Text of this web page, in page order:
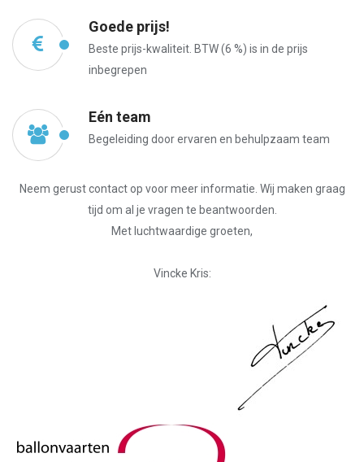
Goede prijs!
Beste prijs-kwaliteit. BTW (6 %) is in de prijs
inbegrepen
Eén team
Begeleiding door ervaren en behulpzaam team
Neem gerust contact op voor meer informatie. Wij maken graag
tijd om al je vragen te beantwoorden.
Met luchtwaardige groeten,
Vincke Kris: